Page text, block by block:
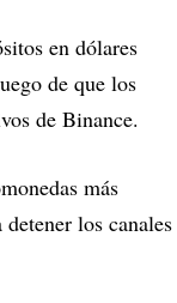
en dólares
de que los
de Binance.
más
los canales